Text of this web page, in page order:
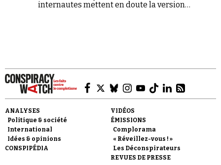
Faire un don
internautes mettent en doute la version
ANALYSES
Politique & société
International
Idées & opinions
CONSPIPÉDIA
VIDÉOS
ÉMISSIONS
Complorama
« Réveillez-vous ! »
Les Déconspirateurs
REVUES DE PRESSE